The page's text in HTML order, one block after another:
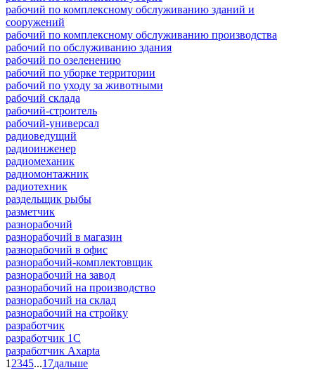
рабочий по комплексному обслуживанию зданий и
сооружений
рабочий по комплексному обслуживанию производства
рабочий по обслуживанию здания
рабочий по озеленению
рабочий по уборке территории
рабочий по уходу за животными
рабочий склада
рабочий-строитель
рабочий-универсал
радиоведущий
радиоинженер
радиомеханик
радиомонтажник
радиотехник
раздельщик рыбы
разметчик
разнорабочий
разнорабочий в магазин
разнорабочий в офис
разнорабочий-комплектовщик
разнорабочий на завод
разнорабочий на производство
разнорабочий на склад
разнорабочий на стройку
разработчик
разработчик 1C
разработчик Axapta
1 2345...17дальше